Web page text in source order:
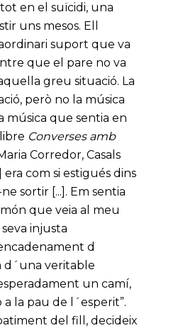
en el suïcidi, una
uns mesos. Ell
suport que va
que el pare no va
greu situació. La
però no la música
música que sentia en
Converses amb
Corredor, Casals
era com si estigués dins
sortir [...]. Em sentia
que veia al meu
injusta
d
d´una veritable
un camí,
la pau de l´esperit”.
del fill, decideix